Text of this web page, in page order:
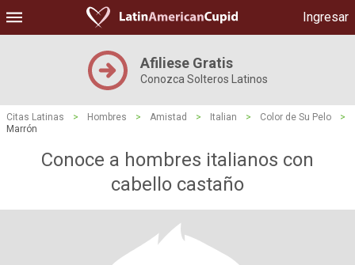
Ingresar
Afiliese Gratis
Conozca Solteros Latinos
Citas Latinas > Hombres > Amistad > Italian > Color de Su Pelo
>
Marrón
Conoce a hombres italianos con
cabello castaño